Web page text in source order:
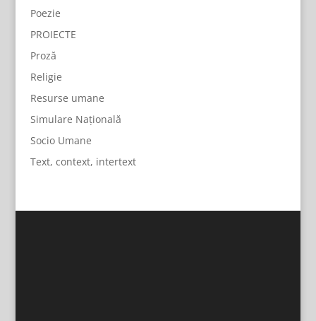
Poezie
PROIECTE
Proză
Religie
Resurse umane
Simulare Națională
Socio Umane
Text, context, intertext